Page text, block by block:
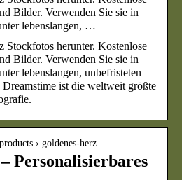
Bilder. Verwenden Sie sie in
lebenslangen, …
Stockfotos herunter. Kostenlose
Bilder. Verwenden Sie sie in
lebenslangen, unbefristeten
ist die weltweit größte
› goldenes-herz
Personalisierbares